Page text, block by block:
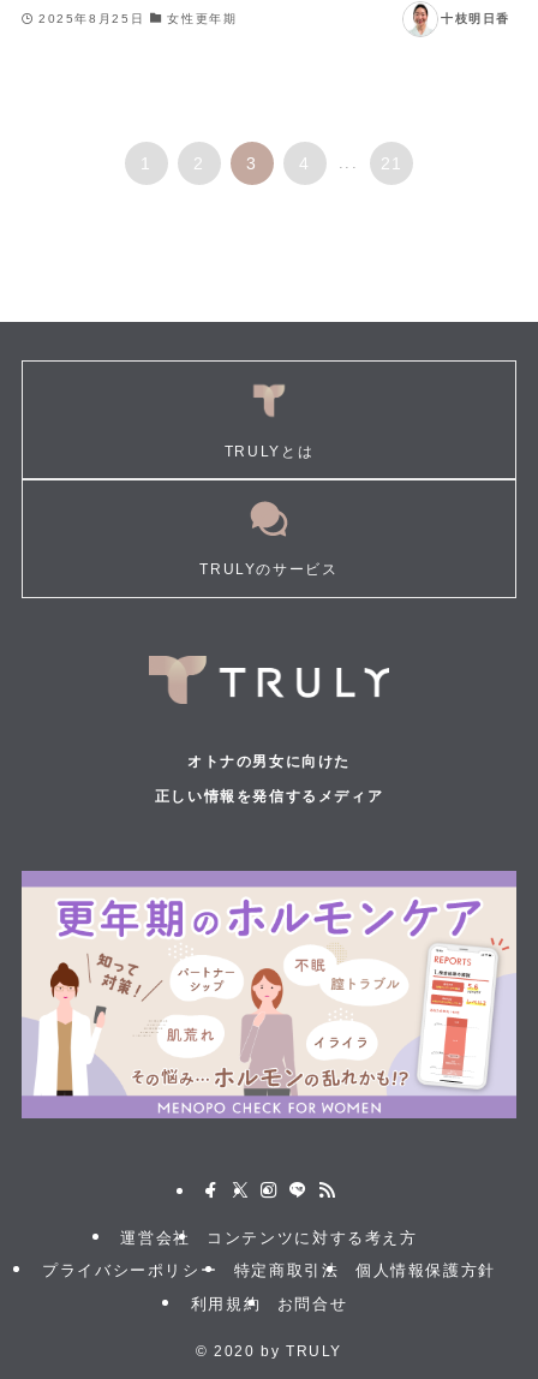
2025年8月25日 女性更年期 十枝明日香
1 2 3 4 ... 21
TRULYとは
TRULYのサービス
オトナの男女に向けた
正しい情報を発信するメディア
運営会社
コンテンツに対する考え方
プライバシーポリシー
特定商取引法
個人情報保護方針
利用規約
お問合せ
© 2020 by TRULY